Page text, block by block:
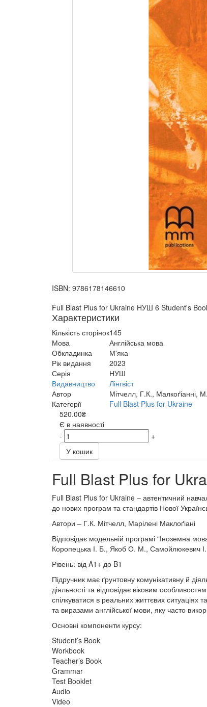
ISBN: 9786178146610
Full Blast Plus for Ukraine НУШ 6 Student's
Характеристики
Кількість сторінок145
Мова
Англійська мова
Обкладинка
М'яка
Рік видання
2023
Серія
НУШ
Видавництво
Лінгвіст
Автор
Мітчелл, Г.К., Малкоґіанні, М.
Категорії
Full Blast Plus for Ukraine
520.00₴
Є в наявності
-
+
У кошик
Full Blast Plus for
Full Blast Plus for Ukraine – автентичний
до нових програм та стандартів Нової
Автори – Г.К. Мітчелл, Марілені Маклоґіані
Відповідає модельній програмі “Іноземна
Коропецька І. Б., Якоб О. М., Самойлюкевич
Рівень: від A1+ до B1
Підручник має ґрунтовну комунікативну й
діяльності та відповідає віковим
спілкуватися в реальних життєвих ситуаціях
та виразами англійської мови, яку часто
Основні компоненти курсу:
Student’s Book
Workbook
Teacher’s Book
Grammar
Test Booklet
Audio
Video